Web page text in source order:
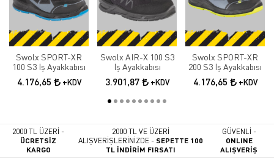
Swolx SPORT-XR
100 S3 İş Ayakkabısı
4.176,65 +KDV
Swolx AIR-X 100 S3
İş Ayakkabısı
3.901,87 +KDV
Swolx SPORT-XR
200 S3 İş Ayakkabısı
4.176,65 +KDV
2000 TL ÜZERİ -
ÜCRETSİZ
KARGO
2000 TL VE ÜZERİ
ALIŞVERİŞLERİNİZDE -SEPETTE 100
TL İNDİRİM FIRSATI
GÜVENLİ -
ONLINE
ALIŞVERİŞ